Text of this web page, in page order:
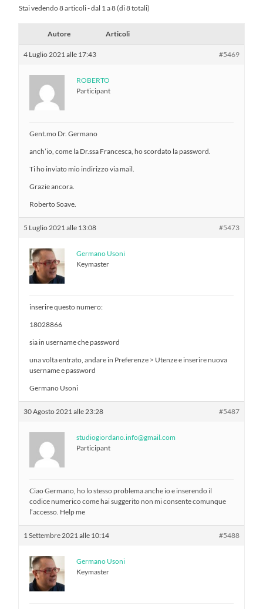
Stai vedendo 8 articoli - dal 1 a 8 (di 8 totali)
Autore Articoli
4 Luglio 2021 alle 17:43 #5469
ROBERTO
Participant
Gent.mo Dr. Germano
anch’io, come la Dr.ssa Francesca, ho scordato la password.
Ti ho inviato mio indirizzo via mail.
Grazie ancora.
Roberto Soave.
5 Luglio 2021 alle 13:08 #5473
Germano Usoni
Keymaster
inserire questo numero:
18028866
sia in username che password
una volta entrato, andare in Preferenze > Utenze e inserire nuova
username e password
Germano Usoni
30 Agosto 2021 alle 23:28 #5487
studiogiordano.info@gmail.com
Participant
Ciao Germano, ho lo stesso problema anche io e inserendo il
codice numerico come hai suggerito non mi consente comunque
l’accesso. Help me
1 Settembre 2021 alle 10:14 #5488
Germano Usoni
Keymaster